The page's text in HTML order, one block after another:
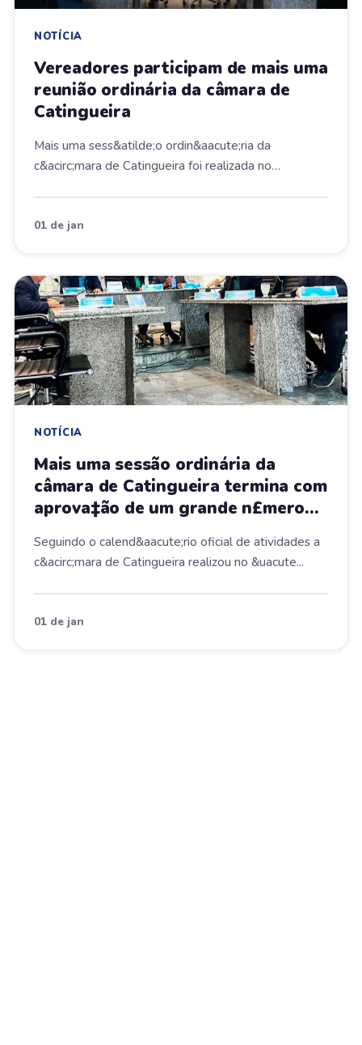
NOTÍCIA
Vereadores participam de mais uma
reunião ordinária da câmara de
Catingueira
Mais uma sess&atilde;o ordin&aacute;ria da
c&acirc;mara de Catingueira foi realizada no
01 de jan
NOTÍCIA
Mais uma sessão ordinária da
câmara de Catingueira termina com
aprova‡ão de um grande n£mero
Seguindo o calend&aacute;rio oficial de atividades a
c&acirc;mara de Catingueira realizou no &uacute...
01 de jan